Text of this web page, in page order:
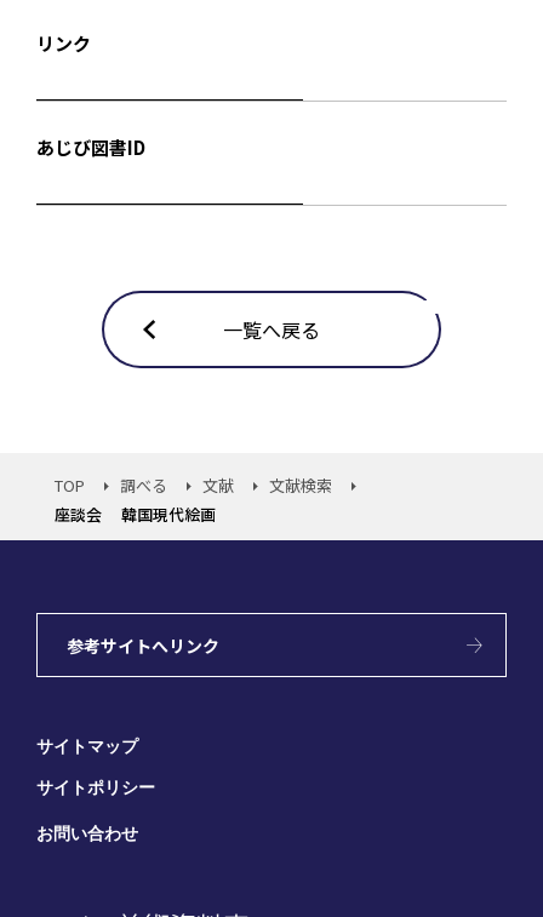
リンク
あじび図書ID
一覧へ戻る
TOP 調べる 文献
文献検索
座談会 韓国現代絵画
参考サイトへリンク
サイトマップ
サイトポリシー
お問い合わせ